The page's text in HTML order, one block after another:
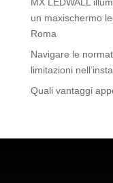
un maxischermo
Roma
Navigare le
limitazioni
Quali vantaggi